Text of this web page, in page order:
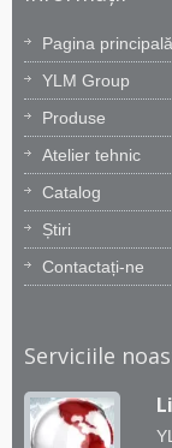
Pagina principală
YLM Group
Produse
Atelier tehnic
Catalog
Știri
Contactați-ne
Serviciile